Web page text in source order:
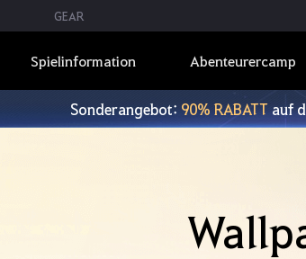
GEAR
Spielinformation Abenteurercamp
Sonderangebot:90% RABATTauf